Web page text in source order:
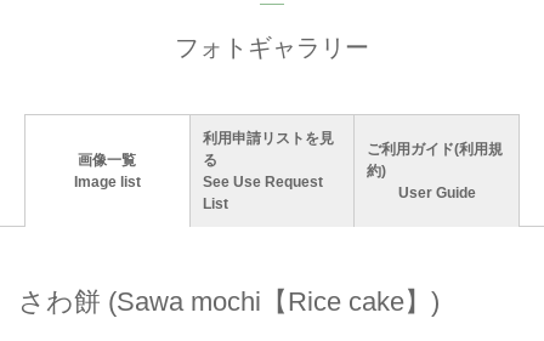
フォトギャラリー
画像一覧
Image list
利用申請リストを見
る
See Use Request
List
ご利用ガイド(利用規
約)
User Guide
さわ餅 (Sawa mochi【Rice cake】)